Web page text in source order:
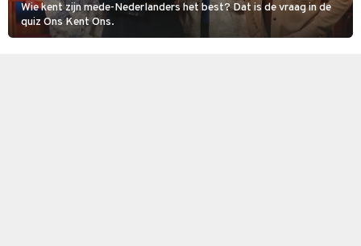
Wie kent zijn mede-Nederlanders het best? Dat is de vraag in de
quiz Ons Kent Ons.